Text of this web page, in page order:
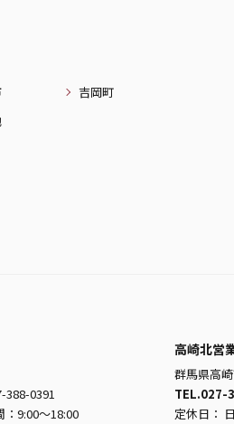
吉岡町
388-0391
9:00～18:00
高崎北営
群馬県高
TEL.027-
定休日：